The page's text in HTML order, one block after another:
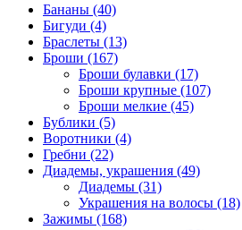
Бананы (40)
Бигуди (4)
Браслеты (13)
Броши (167)
Броши булавки (17)
Броши крупные (107)
Броши мелкие (45)
Бублики (5)
Воротники (4)
Гребни (22)
Диадемы, украшения (49)
Диадемы (31)
Украшения на волосы (18)
Зажимы (168)